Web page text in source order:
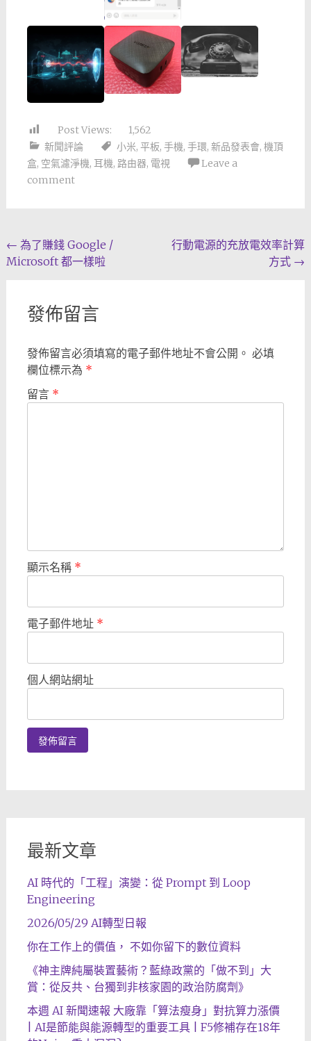
Post Views:
1,562
新聞評論
小米, 平板, 手機, 手環, 新品發表會, 機頂
盒, 空氣濾淨機, 耳機, 路由器, 電視
Leave a
comment
Post
navigation
← 為了賺錢 Google /
Microsoft 都一樣啦
行動電源的充放電效率計算
方式 →
發佈留言
發佈留言必須填寫的電子郵件地址不會公開。 必填
欄位標示為 *
留言 *
顯示名稱 *
電子郵件地址 *
個人網站網址
最新文章
AI 時代的「工程」演變：從 Prompt 到 Loop
Engineering
2026/05/29 AI轉型日報
你在工作上的價值， 不如你留下的數位資料
《神主牌純屬裝置藝術？藍綠政黨的「做不到」大
賞：從反共、台獨到非核家園的政治防腐劑》
本週 AI 新聞速報 大廠靠「算法瘦身」對抗算力漲價
| AI是節能與能源轉型的重要工具 | F5修補存在18年